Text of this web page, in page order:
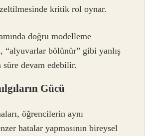
kritik rol oynar.
doğru modelleme
“alyuvarlar bölünür” gibi yanlış
devam edebilir.
Gücü
öğrencilerin aynı
hatalar yapmasının bireysel